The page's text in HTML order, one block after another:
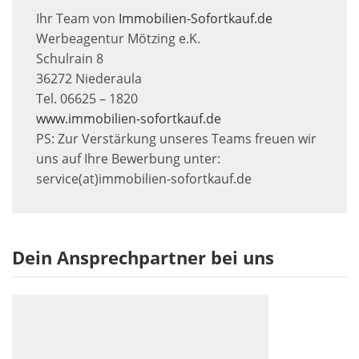
Ihr Team von Immobilien-Sofortkauf.de
Werbeagentur Mötzing e.K.
Schulrain 8
36272 Niederaula
Tel. 06625 – 1820
www.immobilien-sofortkauf.de
PS: Zur Verstärkung unseres Teams freuen wir
uns auf Ihre Bewerbung unter:
service(at)immobilien-sofortkauf.de
Dein Ansprechpartner bei uns